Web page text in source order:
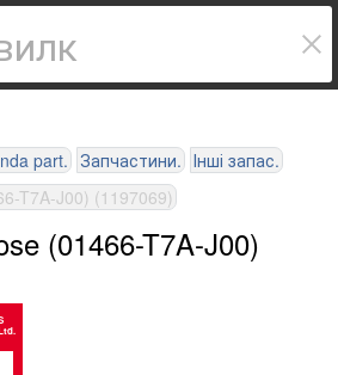
part. Запчастини. Інші запас.
T7A-J00) (1197069)
(01466-T7A-J00)